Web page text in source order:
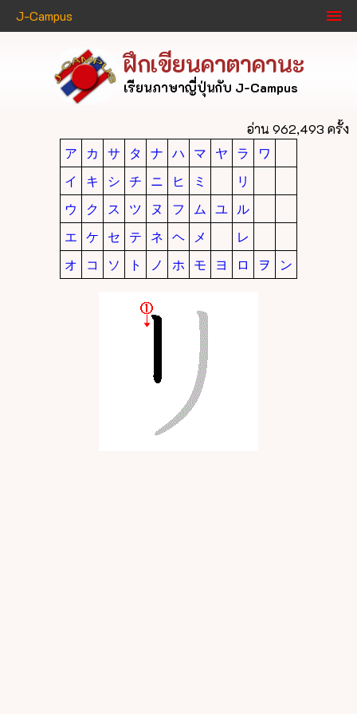
J-Campus
ฝึกเขียนคาตาคานะ
เรียนภาษาญี่ปุ่นกับ J-Campus
อ่าน 962,493 ครั้ง
ア
カ サ タ ナ ハ マ ヤ ラ
ワ
イ
キ シ チ ニ ヒ ミ
リ
ウ
ク ス ツ ヌ フ ム ユ
ル
エ ケ セ テ ネ ヘ メ
レ
オ
コ ソ ト ノ ホ モ ヨ ロ ヲ ン